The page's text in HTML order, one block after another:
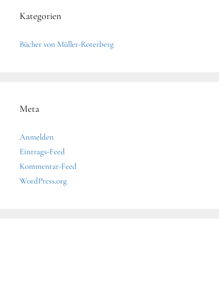
Kategorien
Bücher von Müller-Roterberg
Meta
Anmelden
Eintrags-Feed
Kommentar-Feed
WordPress.org